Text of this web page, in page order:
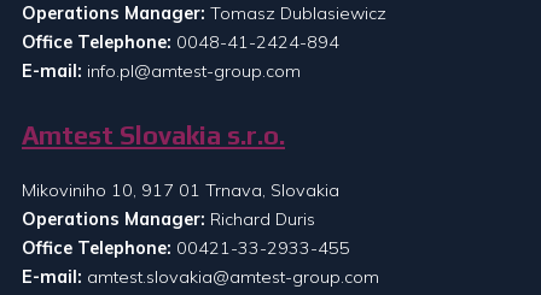
Operations Manager: Tomasz Dublasiewicz
Office Telephone: 0048-41-2424-894
E-mail: info.pl@amtest-group.com
Amtest Slovakia s.r.o.
Mikoviniho 10, 917 01 Trnava, Slovakia
Operations Manager: Richard Duris
Office Telephone: 00421-33-2933-455
E-mail: amtest.slovakia@amtest-group.com